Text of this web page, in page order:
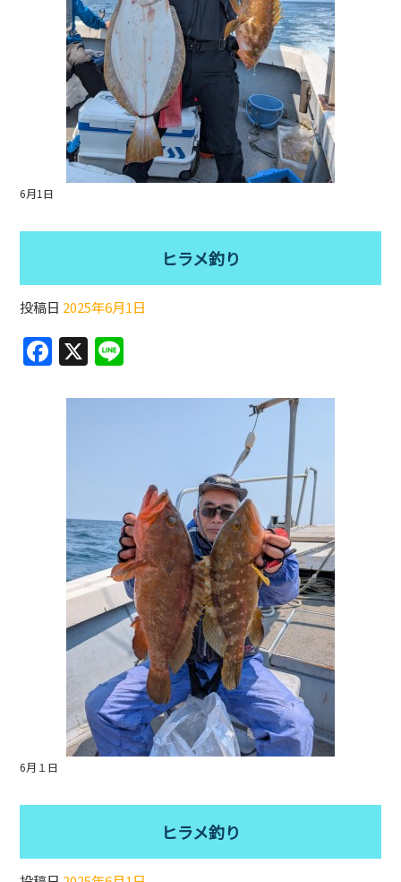
6月1日
ヒラメ釣り
投稿日 2025年6月1日
F
a
c
o
k
X
e
6月１日
ヒラメ釣り